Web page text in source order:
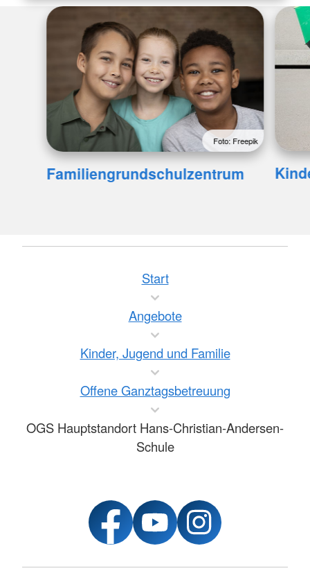
Foto: Freepik
Familiengrundschulzentrum
Start
Angebote
Kinder, Jugend und Familie
Offene Ganztagsbetreuung
OGS Hauptstandort Hans-Christian-Andersen-
Schule